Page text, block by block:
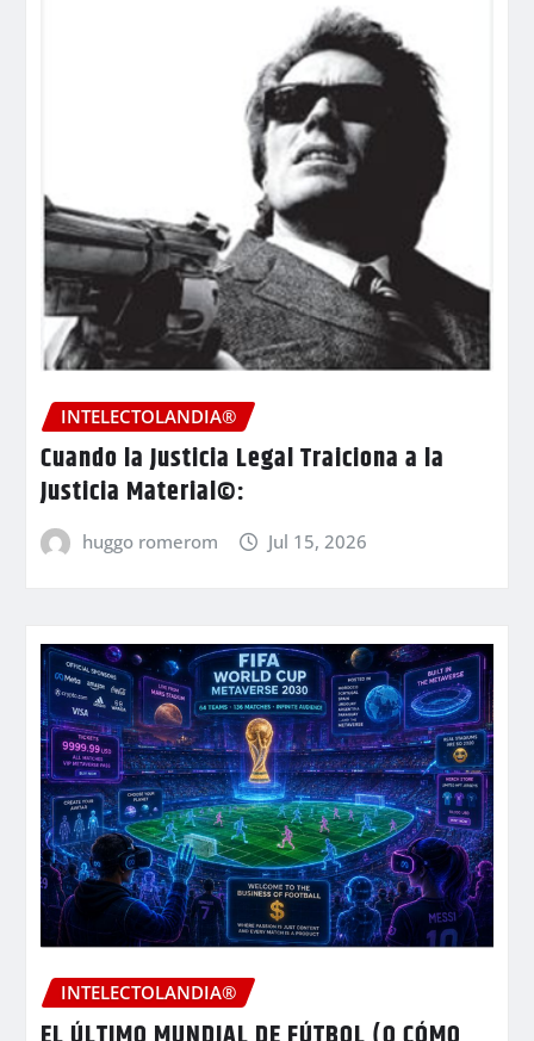
INTELECTOLANDIA®
Cuando la Justicia Legal Traiciona a la
Justicia Material©:
huggo romerom Jul 15, 2026
INTELECTOLANDIA®